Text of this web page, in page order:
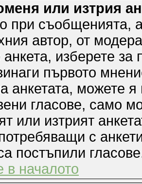
или изтрия
при съобщенията,
автор, от
изберете
първото
анкетата, можете
гласове, само
или изтрият
с
постъпили
в началото